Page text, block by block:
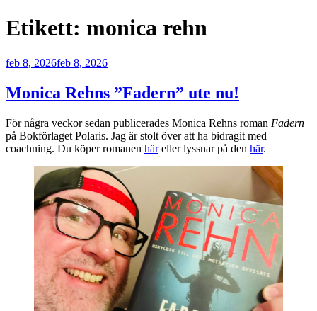
Etikett: monica rehn
Publicerat
feb 8, 2026feb 8, 2026
Monica Rehns ”Fadern” ute nu!
För några veckor sedan publicerades Monica Rehns roman Fadern
på Bokförlaget Polaris. Jag är stolt över att ha bidragit med
coachning. Du köper romanen häreller lyssnar på den här.